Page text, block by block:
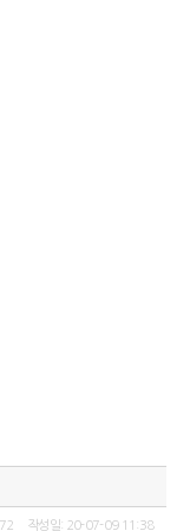
작성일: 20-07-09 11:38